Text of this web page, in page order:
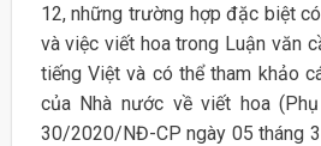
12, những trường hợp đặc biệt
và việc viết hoa trong Luận văn
tiếng Việt và có thể tham khảo
của Nhà nước về viết hoa
30/2020/NĐ-CP ngày 05 tháng